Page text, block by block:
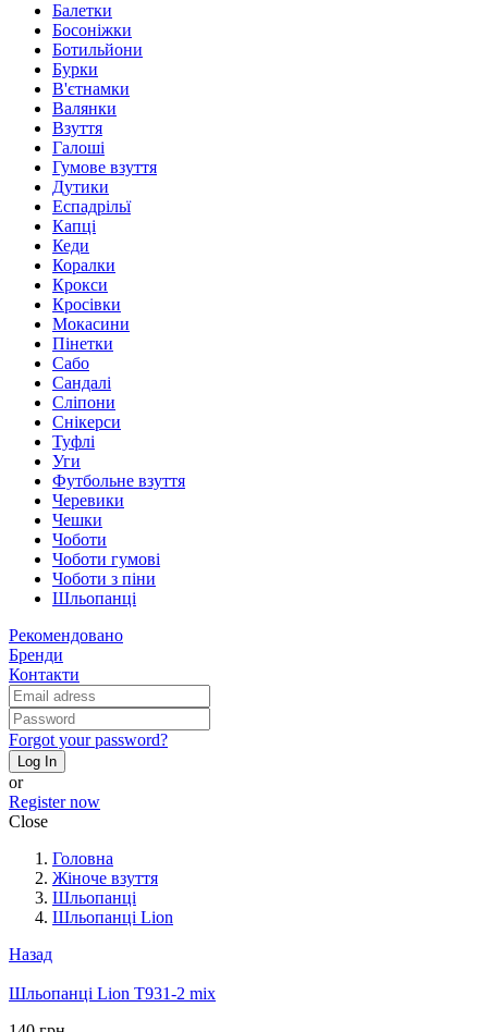
Балетки
Босоніжки
Ботильйони
Бурки
В'єтнамки
Валянки
Взуття
Галоші
Гумове взуття
Дутики
Еспадрільї
Капці
Кеди
Коралки
Крокси
Кросівки
Мокасини
Пінетки
Сабо
Сандалі
Сліпони
Снікерси
Туфлі
Уги
Футбольне взуття
Черевики
Чешки
Чоботи
Чоботи гумові
Чоботи з піни
Шльопанці
Рекомендовано
Бренди
Контакти
Forgot your password?
Log In
or
Register now
Close
Головна
Жіноче взуття
Шльопанці
Шльопанці Lion
Назад
Шльопанці Lion T931-2 mix